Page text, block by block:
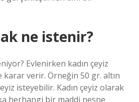
ne istenir?
Evlenirken kadın çeyiz
verir. Örneğin 50 gr. altın
isteyebilir. Kadın çeyiz olarak
herhangi bir maddi nesne